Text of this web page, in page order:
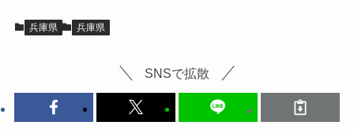
兵庫県 兵庫県
SNSで拡散